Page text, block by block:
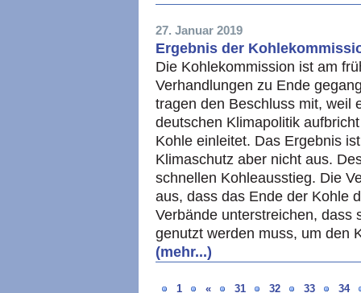
27. Januar 2019
Ergebnis der
Die Kohlekommission ist am
Verhandlungen zu Ende
tragen den Beschluss mit, weil
deutschen Klimapolitik
Kohle einleitet. Das Ergebnis
Klimaschutz aber nicht aus.
schnellen Kohleausstieg. Die
aus, dass das Ende der Kohle
Verbände unterstreichen, dass
genutzt werden muss, um den
(mehr...)
1 « 31 32 33 34